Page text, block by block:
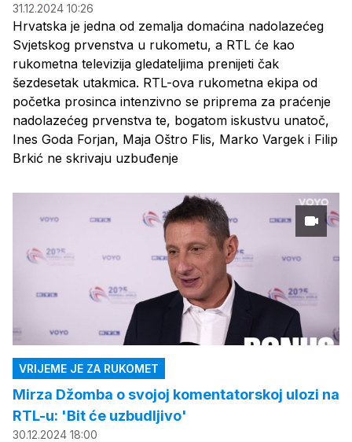
31.12.2024 10:26
Hrvatska je jedna od zemalja domaćina nadolazećeg
Svjetskog prvenstva u rukometu, a RTL će kao
rukometna televizija gledateljima prenijeti čak
šezdesetak utakmica. RTL-ova rukometna ekipa od
početka prosinca intenzivno se priprema za praćenje
nadolazećeg prvenstva te, bogatom iskustvu unatoč,
Ines Goda Forjan, Maja Oštro Flis, Marko Vargek i Filip
Brkić ne skrivaju uzbuđenje
VRIJEME JE ZA RUKOMET
Mirza Džomba o svojoj komentatorskoj ulozi na
RTL-u: 'Bit će uzbudljivo'
30.12.2024 18:00